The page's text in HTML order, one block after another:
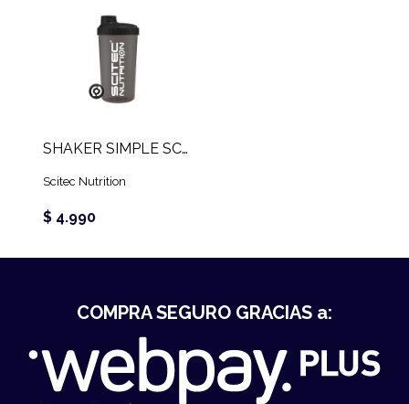
SHAKER SIMPLE SCITEC
Scitec Nutrition
$ 4.990
COMPRA SEGURO GRACIAS a: